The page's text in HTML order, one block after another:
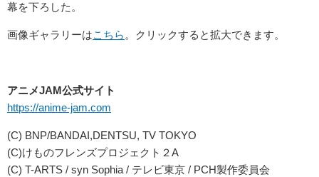
幕を下ろした。
画像ギャラリーはこちら 。クリックすると拡大できます。
アニメJAM公式サイト
https://anime-jam.com
(C) BNP/BANDAI,DENTSU, TV TOKYO
(C)けものフレンズプロジェクト２A
(C) T-ARTS / syn Sophia / テレビ東京 / PCH製作委員会